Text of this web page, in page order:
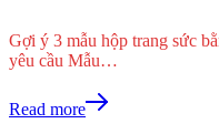
Gợi ý 3 mẫu hộp trang sức
yêu cầu Mẫu…
Read more